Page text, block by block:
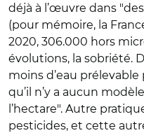
déjà à l’œuvre dans
(pour mémoire, la
2020, 306.000 hors
évolutions, la sobriété.
moins d’eau
qu’il n’y a aucun
l’hectare". Autre
pesticides, et cette